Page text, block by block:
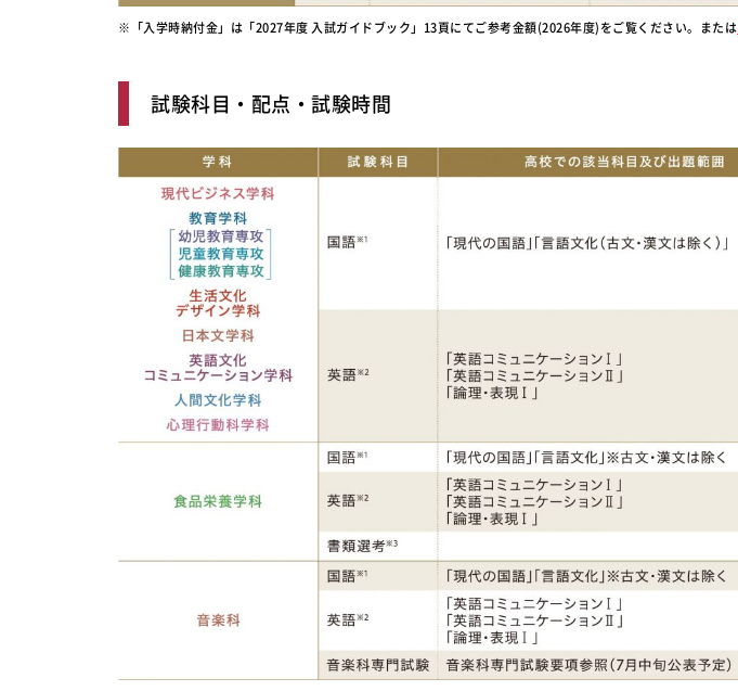
※「入学時納付金」は「2027年度 入試ガイドブック」13頁にてご参考金額(2026年度)をご覧ください。または
試験科目・配点・試験時間